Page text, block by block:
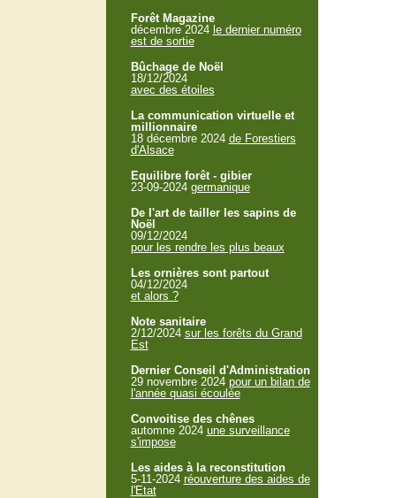
Forêt Magazine
décembre 2024 le dernier numéro
est de sortie
Bûchage de Noël
18/12/2024
avec des étoiles
La communication virtuelle et
millionnaire
18 décembre 2024 de Forestiers
d'Alsace
Equilibre forêt - gibier
23-09-2024 germanique
De l'art de tailler les sapins de
Noël
09/12/2024
pour les rendre les plus beaux
Les ornières sont partout
04/12/2024
et alors ?
Note sanitaire
2/12/2024 sur les forêts du Grand
Est
Dernier Conseil d'Administration
29 novembre 2024 pour un bilan de
l'année quasi écoulée
Convoitise des chênes
automne 2024 une surveillance
s'impose
Les aides à la reconstitution
5-11-2024 réouverture des aides de
l'Etat